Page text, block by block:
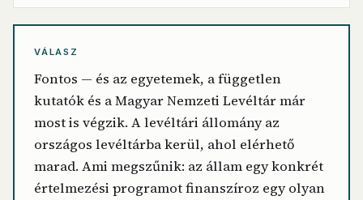
VÁLASZ
Fontos — és az egyetemek, a független
kutatók és a Magyar Nemzeti Levéltár már
most is végzik. A levéltári állomány az
országos levéltárba kerül, ahol elérhető
marad. Ami megszűnik: az állam egy konkrét
értelmezési programot finanszíroz egy olyan